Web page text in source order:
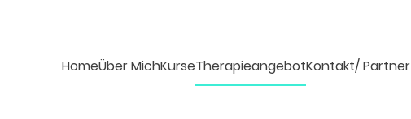
HomeÜber MichKurseTherapieangebotKontakt/ Partner